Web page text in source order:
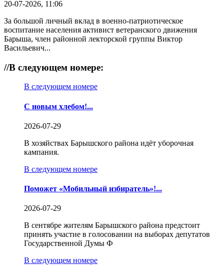
20-07-2026, 11:06
За большой личный вклад в военно-патриотическое
воспитание населения активист ветеранского движения
Барыша, член районной лекторской группы Виктор
Васильевич...
//В следующем номере:
В следующем номере
С новым хлебом!...
2026-07-29
В хозяйствах Барышского района идёт уборочная
кампания.
В следующем номере
Поможет «Мобильный избиратель»!...
2026-07-29
В сентябре жителям Барышского района предстоит
принять участие в голосовании на выборах депутатов
Государственной Думы Ф
В следующем номере